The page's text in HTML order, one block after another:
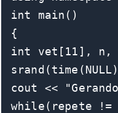
int main()
{
int vet[11], n,
cout <<
while(repete !=